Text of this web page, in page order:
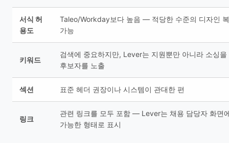
서식 허
용도
Taleo/Workday보다 높음 — 적당한 수준의 디자인
가능
키워드
검색에 중요하지만, Lever는 지원뿐만 아니라 소싱을
후보자를 노출
섹션 표준 헤더 권장이나 시스템이 관대한 편
링크
관련 링크를 모두 포함 — Lever는 채용 담당자 화면
가능한 형태로 표시